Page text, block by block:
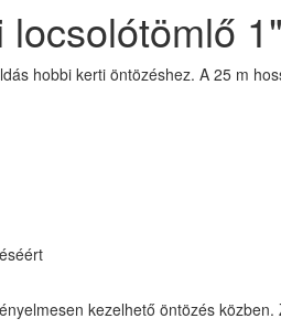
hobbi kerti öntözéshez. A 25 m
kezelhető öntözés